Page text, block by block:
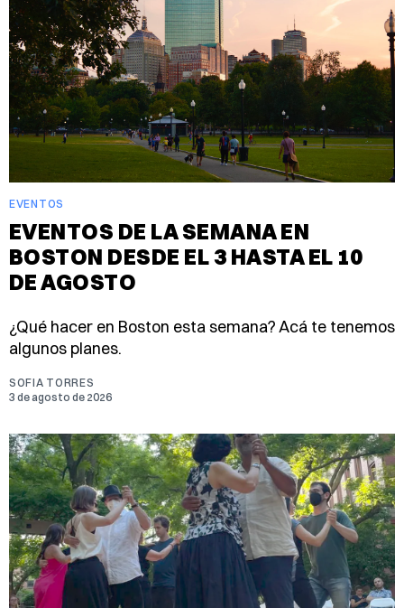
EVENTOS
EVENTOS DE LA SEMANA EN
BOSTON DESDE EL 3 HASTA EL 10
DE AGOSTO
¿Qué hacer en Boston esta semana? Acá te tenemos
algunos planes.
SOFIA TORRES
3 de agosto de 2026